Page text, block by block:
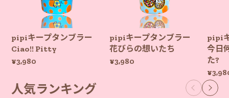
pipiキープタンブラー
Ciao!! Pitty
¥3,980
pipiキープタンブラー
花びらの想いたち
¥3,980
pipi
今日
た?
人気ランキング